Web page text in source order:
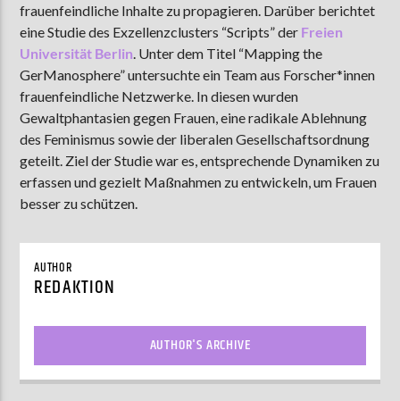
AKTUELLE SENDUNG
MOEBIUS
00:00 18:00
ZU HÖREN IN Münster Steinfurt 103,9 MHz
frauenfeindliche Inhalte zu propagieren. Darüber berichtet
eine Studie des Exzellenzclusters “Scripts” der Freien
Universität Berlin. Unter dem Titel “Mapping the
GerManosphere” untersuchte ein Team aus Forscher*innen
frauenfeindliche Netzwerke. In diesen wurden
Gewaltphantasien gegen Frauen, eine radikale Ablehnung
des Feminismus sowie der liberalen Gesellschaftsordnung
geteilt. Ziel der Studie war es, entsprechende Dynamiken zu
erfassen und gezielt Maßnahmen zu entwickeln, um Frauen
besser zu schützen.
AUTHOR
REDAKTION
AUTHOR'S ARCHIVE